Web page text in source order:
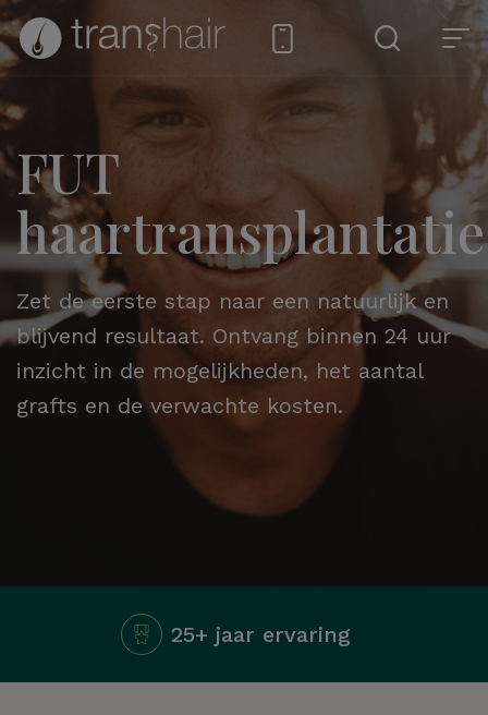
FUT
haartransplantatie
Zet de eerste stap naar een natuurlijk en
blijvend resultaat. Ontvang binnen 24 uur
inzicht in de mogelijkheden, het aantal
grafts en de verwachte kosten.
25+ jaar ervaring